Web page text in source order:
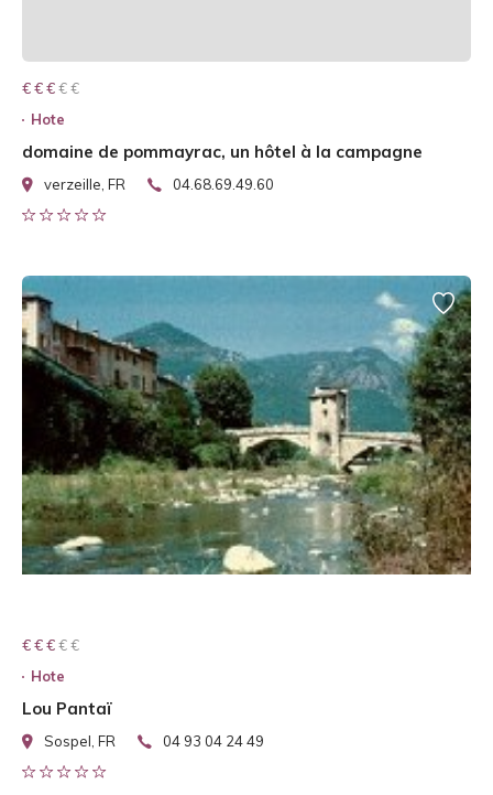
€ € € € €
€ € €
Hote
domaine de pommayrac, un hôtel à la campagne
verzeille, FR 04.68.69.49.60
€ € € € €
€ € €
Hote
Lou Pantaï
Sospel, FR 04 93 04 24 49